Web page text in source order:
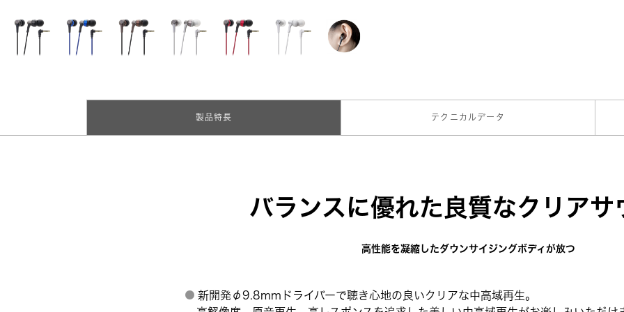
製品特長 テクニカルデータ
バランスに優れた良質なクリアサ
高性能を凝縮したダウンサイジングボディが放つ
新開発φ9.8mmドライバーで聴き心地の良いクリアな中高域再生。